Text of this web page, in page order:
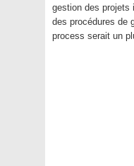
gestion des projets
des procédures de
process serait un